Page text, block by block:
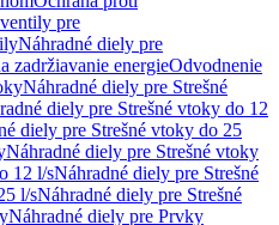
pre
Náhradné diely pre
zadržiavanie energieOdvodnenie
Náhradné diely pre Strešné
diely pre Strešné vtoky do 12
diely pre Strešné vtoky do 25
Náhradné diely pre Strešné vtoky
12 l/sNáhradné diely pre Strešné
l/sNáhradné diely pre Strešné
Náhradné diely pre Prvky